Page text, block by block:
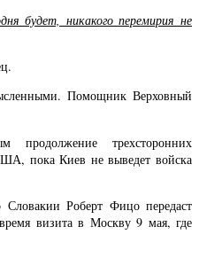
будет, никакого перемирия не
Помощник Верховный
продолжение трехсторонних
пока Киев не выведет войска
Роберт Фицо передаст
визита в Москву 9 мая, где